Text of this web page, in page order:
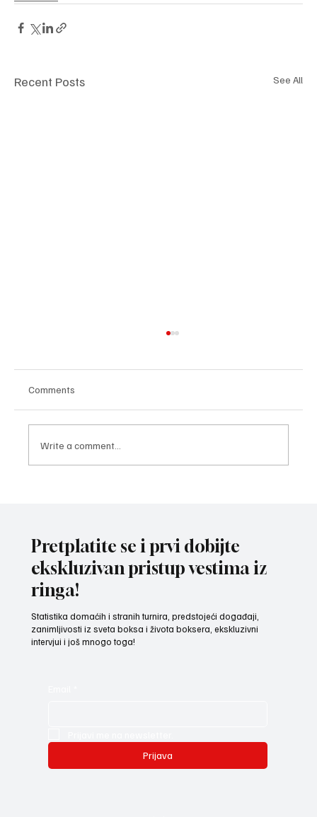
Recent Posts See All
Comments
Write a comment...
Pretplatite se i prvi dobijte
ekskluzivan pristup vestima iz
ringa!
Statistika domaćih i stranih turnira, predstojeći događaji,
zanimljivosti iz sveta boksa i života boksera, ekskluzivni
intervjui i još mnogo toga!
Prijava